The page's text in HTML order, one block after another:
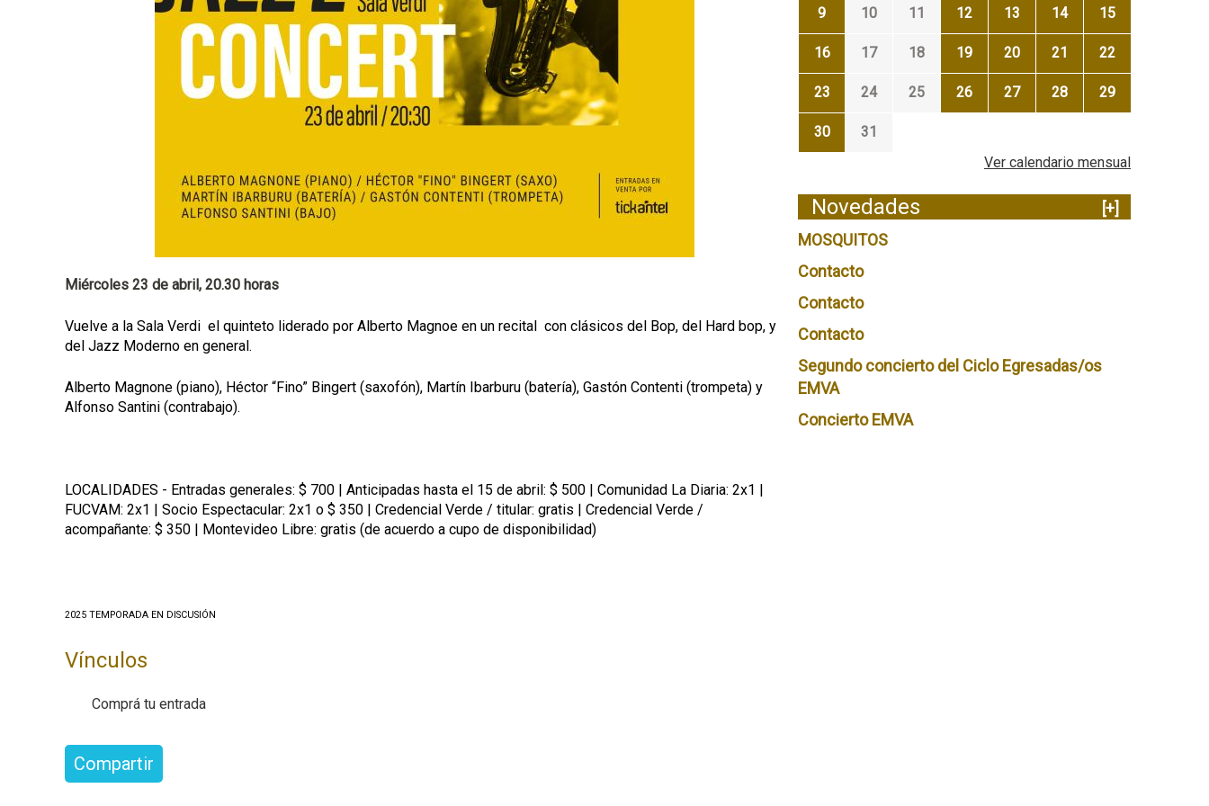
Miércoles 23 de abril, 20.30 horas
Vuelve a la Sala Verdi el quinteto liderado por Alberto Magnoe en un recital con clásicos del Bop, del Hard bop, y
del Jazz Moderno en general.
Alberto Magnone (piano), Héctor “Fino” Bingert (saxofón), Martín Ibarburu (batería), Gastón Contenti (trompeta) y
Alfonso Santini (contrabajo).
LOCALIDADES - Entradas generales: $ 700 | Anticipadas hasta el 15 de abril: $ 500 | Comunidad La Diaria: 2x1 |
FUCVAM: 2x1 | Socio Espectacular: 2x1 o $ 350 | Credencial Verde / titular: gratis | Credencial Verde /
acompañante: $ 350 | Montevideo Libre: gratis (de acuerdo a cupo de disponibilidad)
2025 TEMPORADA EN DISCUSIÓN
Vínculos
Comprá tu entrada
Compartir
9 10 11 12 13 14 15
16 17 18 19 20 21 22
23 24 25 26 27 28 29
30
31
Ver calendario mensual
Novedades
[+]
MOSQUITOS
Contacto
Contacto
Contacto
Segundo concierto del Ciclo Egresadas/os
EMVA
Concierto EMVA